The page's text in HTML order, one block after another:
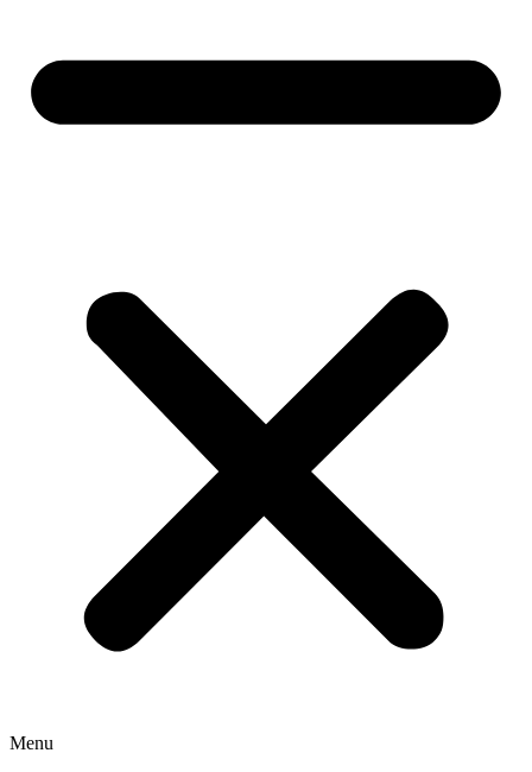
Menu